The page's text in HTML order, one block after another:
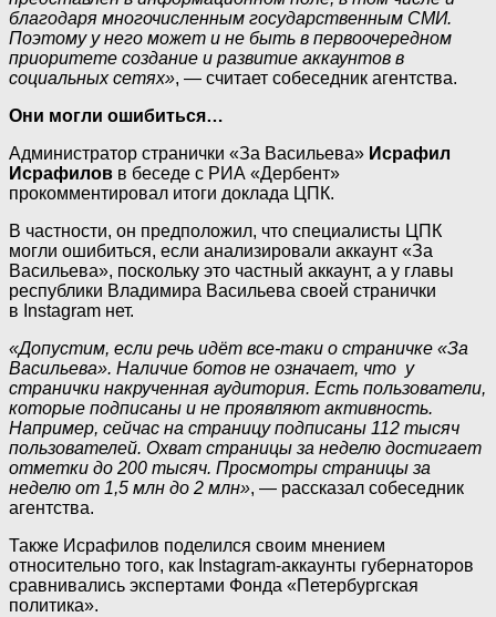
благодаря многочисленным государственным СМИ.
Поэтому у него может и не быть в первоочередном
приоритете создание и развитие аккаунтов в
социальных сетях», — считает собеседник агентства.
Они могли ошибиться…
Администратор странички «За Васильева» Исрафил
Исрафилов в беседе с РИА «Дербент»
прокомментировал итоги доклада ЦПК.
В частности, он предположил, что специалисты ЦПК
могли ошибиться, если анализировали аккаунт «За
Васильева», поскольку это частный аккаунт, а у главы
республики Владимира Васильева своей странички
в Instagram нет.
«Допустим, если речь идёт все-таки о страничке «За
Васильева». Наличие ботов не означает, что у
странички накрученная аудитория. Есть пользователи,
которые подписаны и не проявляют активность.
Например, сейчас на страницу подписаны 112 тысяч
пользователей. Охват страницы за неделю достигает
отметки до 200 тысяч. Просмотры страницы за
неделю от 1,5 млн до 2 млн», — рассказал собеседник
агентства.
Также Исрафилов поделился своим мнением
относительно того, как Instagram-аккаунты губернаторов
сравнивались экспертами Фонда «Петербургская
политика».